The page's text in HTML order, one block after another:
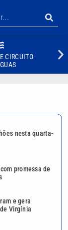
CIRCUITO
nesta quarta-
promessa de
e gera
Virgínia